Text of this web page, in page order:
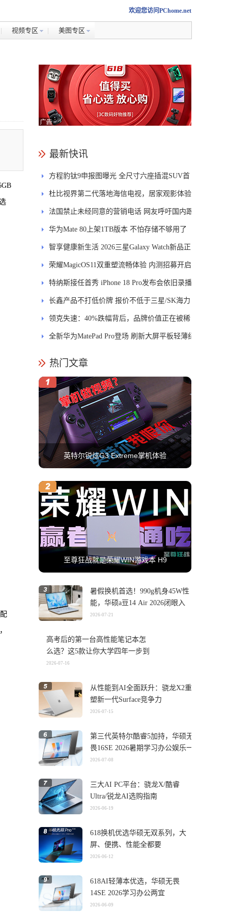
欢迎您访问PChome.net
视频专区 美图专区
最新快讯
方程豹钛9申报图曝光 全尺寸六座插混SUV首
发DMS
杜比视界第二代落地海信电视，居家观影体验
能迎来哪些升级？
法国禁止未经同意的营销电话 网友呼吁国内跟
进
华为Mate 80上架1TB版本 不怕存储不够用了
智享健康新生活 2026三星Galaxy Watch新品正
式开售
荣耀MagicOS11双重塑流畅体验 内测招募开启
特纳斯接任首秀 iPhone 18 Pro发布会依旧录播
长鑫产品不打低价牌 报价不低于三星/SK海力
士
领克失速：40%跌幅背后，品牌价值正在被稀
释
全新华为MatePad Pro登场 刷新大屏平板轻薄纪
热门文章
英特尔锐炫G3 Extreme掌机体验
至尊狂战就是荣耀WIN游戏本 H9
暑假换机首选！990g机身45W性
能，华硕a豆14 Air 2026闭眼入
2026-07-21
高考后的第一台高性能笔记本怎
么选？这5款让你大学四年一步到
位
2026-07-16
从性能到AI全面跃升：骁龙X2重
塑新一代Surface竞争力
2026-07-15
第三代英特尔酷睿5加持，华硕无
畏16SE 2026暑期学习办公娱乐一
机搞定
2026-07-08
三大AI PC平台：骁龙X/酷睿
Ultra/锐龙AI选购指南
2026-06-19
618换机优选华硕无双系列，大
屏、便携、性能全都要
2026-06-12
618AI轻薄本优选，华硕无畏
14SE 2026学习办公两宜
2026-06-09